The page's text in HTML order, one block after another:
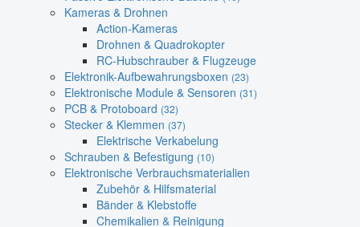
Kameras & Drohnen
Action-Kameras
Drohnen & Quadrokopter
RC-Hubschrauber & Flugzeuge
Elektronik-Aufbewahrungsboxen (23)
Elektronische Module & Sensoren (31)
PCB & Protoboard (32)
Stecker & Klemmen (37)
Elektrische Verkabelung
Schrauben & Befestigung (10)
Elektronische Verbrauchsmaterialien
Zubehör & Hilfsmaterial
Bänder & Klebstoffe
Chemikalien & Reinigung